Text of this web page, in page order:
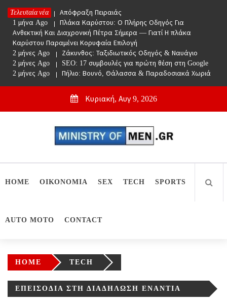
Skip
content
Τελευταία νέα
1 μήνα Ago
Απόφραξη Πειραιάς
1 μήνα Ago
Πλάκα Καρύστου: Ο Πλήρης Οδηγός Για
Ανθεκτική Και Διαχρονική Πέτρα Σήμερα — Γιατί Η πλάκα
Καρύστου Παραμένει Κορυφαία Επιλογή
2 μήνες Ago
Ζάκυνθος: Ταξιδιωτικός Οδηγός & Ναυάγιο
2 μήνες Ago
SEO: 17 συμβουλές για πρώτη θέση στη Google
2 μήνες Ago
Πήλιο: Βουνό, Θάλασσα & Παραδοσιακά Χωριά
Κυριακή, Αυγ 9, 2026
Ministry Of Men
HOME ΟΙΚΟΝΟΜΙΑ SEX TECH SPORTS
AUTO MOTO CONTACT
HOME TECH
ΕΠΕΙΣΌΔΙΑ ΣΤΗ ΔΙΑΔΉΛΩΣΗ ΕΝΆΝΤΙΑ